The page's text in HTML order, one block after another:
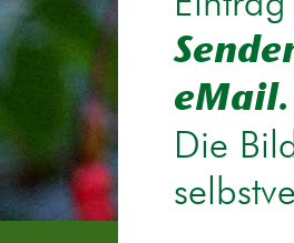
eMail.
Die